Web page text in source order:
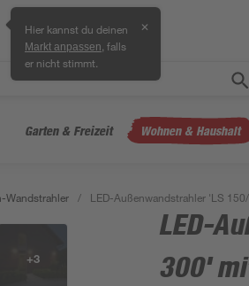
Hier kannst du deinen
Markt anpassen , falls
er nicht stimmt.
✕
Garten & Freizeit Wohnen & Haushalt
Wandstrahler / LED-Außenwandstrahler 'LS
+3
LED-
300'